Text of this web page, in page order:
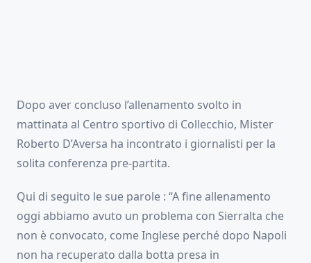
Dopo aver concluso l’allenamento svolto in
mattinata al Centro sportivo di Collecchio, Mister
Roberto D’Aversa ha incontrato i giornalisti per la
solita conferenza pre-partita.
Qui di seguito le sue parole : “A fine allenamento
oggi abbiamo avuto un problema con Sierralta che
non è convocato, come Inglese perché dopo Napoli
non ha recuperato dalla botta presa in